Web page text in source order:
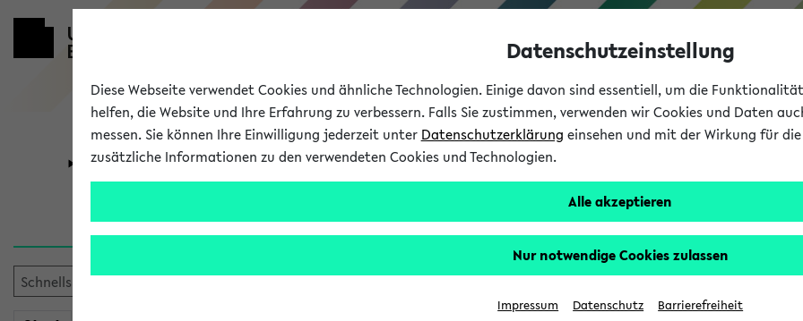
Universität Forschung Studium
Alle Lehrenden
Datenschutzeinstellung
Diese Webseite verwendet Cookies und ähnliche Technologien. Einige davon sind essentiell, um die
helfen, die Website und Ihre Erfahrung zu verbessern. Falls Sie zustimmen, verwenden wir Cookies und Daten
messen. Sie können Ihre Einwilligung jederzeit unter Datenschutzerklärung einsehen und mit der Wirkung für
zusätzliche Informationen zu den verwendeten Cookies und Technologien.
Alle akzeptieren
Nur notwendige Cookies zulassen
Impressum Datenschutz Barrierefreiheit